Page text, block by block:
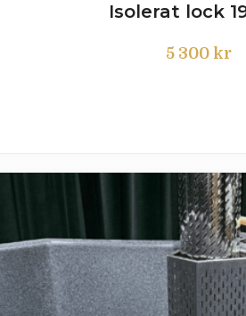
Isolerat lock
5 300 kr